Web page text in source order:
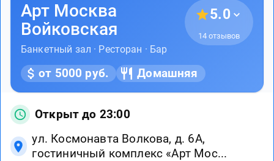
Арт Москва
Войковская
Банкетный зал · Ресторан · Бар
5.0
14 отзывов
от 5000 руб. Домашняя
Открыт до 23:00
ул. Космонавта Волкова, д. 6А,
гостиничный комплекс «Арт Мос...